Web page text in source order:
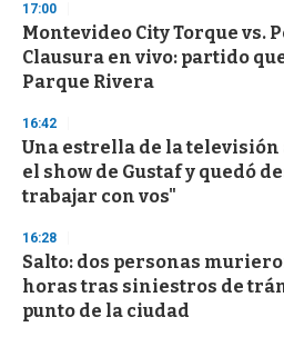
d
s
o
f
3
s
e
c
o
n
17:00
Montevideo City Torque vs.
Clausura en vivo: partido
Parque Rivera
16:42
Una estrella de la
el show de Gustaf y quedó
trabajar con vos"
16:28
Salto: dos personas
horas tras siniestros de
punto de la ciudad